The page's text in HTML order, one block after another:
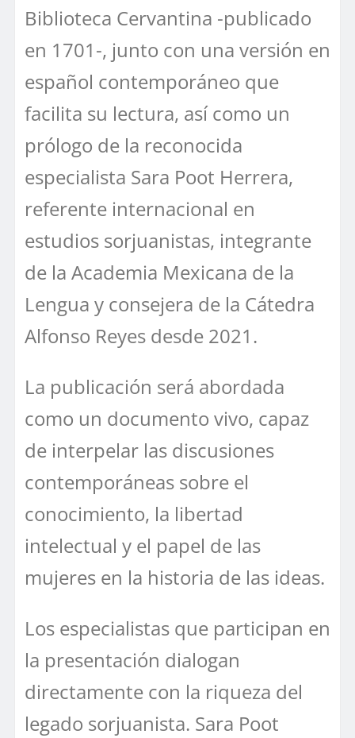
Biblioteca Cervantina -publicado
en 1701-, junto con una versión en
español contemporáneo que
facilita su lectura, así como un
prólogo de la reconocida
especialista Sara Poot Herrera,
referente internacional en
estudios sorjuanistas, integrante
de la Academia Mexicana de la
Lengua y consejera de la Cátedra
Alfonso Reyes desde 2021.
La publicación será abordada
como un documento vivo, capaz
de interpelar las discusiones
contemporáneas sobre el
conocimiento, la libertad
intelectual y el papel de las
mujeres en la historia de las ideas.
Los especialistas que participan en
la presentación dialogan
directamente con la riqueza del
legado sorjuanista. Sara Poot